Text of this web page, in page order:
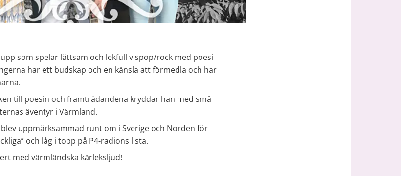
som spelar lättsam och lekfull vispop/rock med poesi
har ett budskap och en känsla att förmedla och har
till poesin och framträdandena kryddar han med små
äventyr i Värmland.
uppmärksammad runt om i Sverige och Norden för
och låg i topp på P4-radions lista.
med värmländska kärleksljud!